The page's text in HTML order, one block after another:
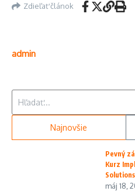
Zdieľať článok
admin
Najnovšie
Pevný
Kurz
Solutions
máj 18,